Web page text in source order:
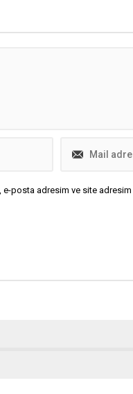
e-posta adresim ve site